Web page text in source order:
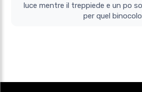
luce mentre il treppiede e un po
per quel binocolo